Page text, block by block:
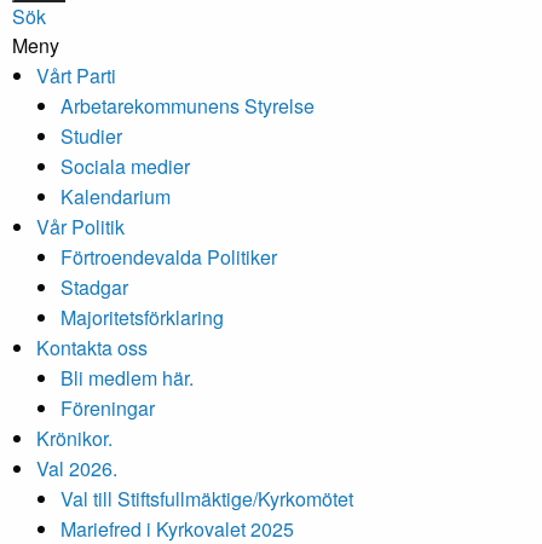
Sök
Meny
Vårt Parti
Arbetarekommunens Styrelse
Studier
Sociala medier
Kalendarium
Vår Politik
Förtroendevalda Politiker
Stadgar
Majoritetsförklaring
Kontakta oss
Bli medlem här.
Föreningar
Krönikor.
Val 2026.
Val till Stiftsfullmäktige/Kyrkomötet
Mariefred i Kyrkovalet 2025